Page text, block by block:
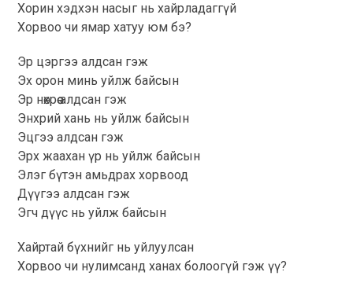
Хорин хэдхэн насыг нь хайрладаггүй
Хорвоо чи ямар хатуу юм бэ?
Эр цэргээ алдсан гэж
Эх орон минь уйлж байсын
Эр нөхрөө алдсан гэж
Энхрий хань нь уйлж байсын
Эцгээ алдсан гэж
Эрх жаахан үр нь уйлж байсын
Элэг бүтэн амьдрах хорвоод
Дүүгээ алдсан гэж
Эгч дүүс нь уйлж байсын
Хайртай бүхнийг нь уйлуулсан
Хорвоо чи нулимсанд ханах болоогүй гэж үү?